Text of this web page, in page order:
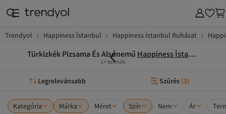
Trendyol Happiness İstanbul Happiness İstanbul Ruházat
Türkizkék Pizsama És Alsónemű Happiness İstanbul
1+ termék
Legrelevánsabb Szűrés (3)
Kategória Márka Méret Szín Nem Ár